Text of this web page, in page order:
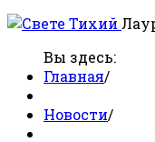
Вы здесь:
Главная/
Новости/